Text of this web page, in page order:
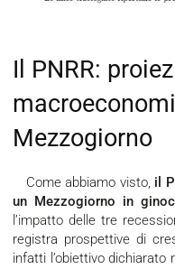
Il PNRR:
Mezzogiorno
Come abbiamo visto, il
un Mezzogiorno in
l’impatto delle tre
registra prospettive di
infatti l’obiettivo